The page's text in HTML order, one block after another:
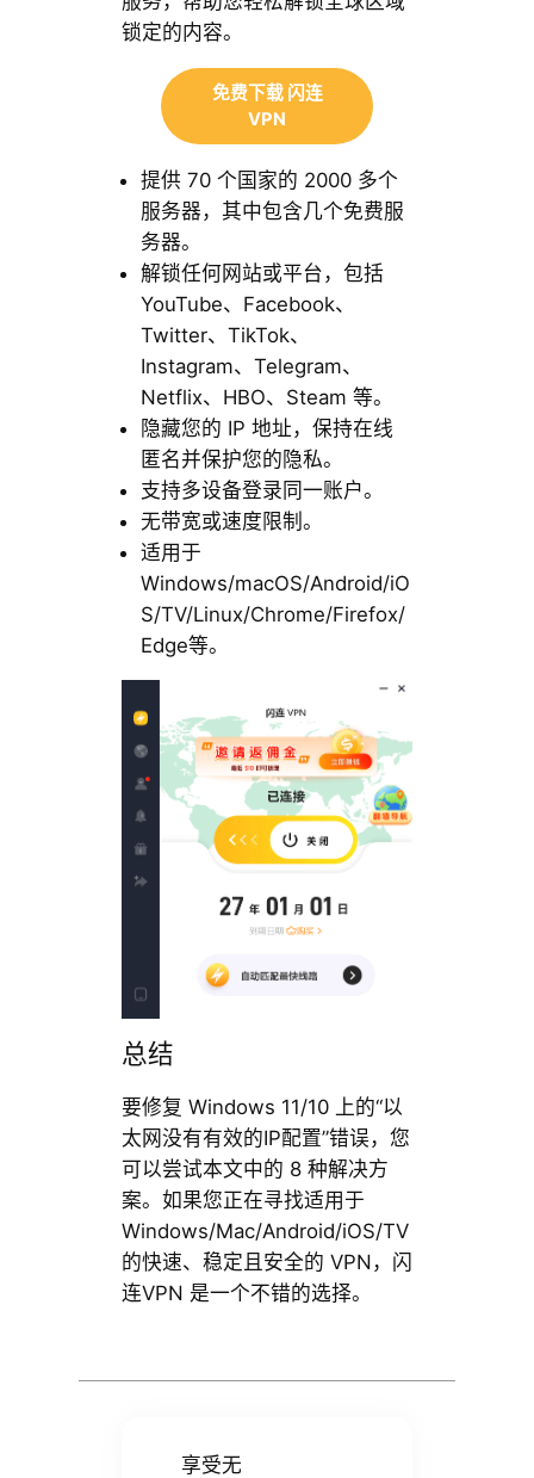
锁定的内容。
免费下载 闪连
VPN
提供 70 个国家的 2000 多个
服务器，其中包含几个免费服
务器。
解锁任何网站或平台，包括
YouTube、Facebook、
Twitter、TikTok、
Instagram、Telegram、
Netflix、HBO、Steam 等。
隐藏您的 IP 地址，保持在线
匿名并保护您的隐私。
支持多设备登录同一账户。
无带宽或速度限制。
适用于
Windows/macOS/Android/iO
S/TV/Linux/Chrome/Firefox/
Edge等。
总结
要修复 Windows 11/10 上的“以
太网没有有效的IP配置”错误，您
可以尝试本文中的 8 种解决方
案。如果您正在寻找适用于
Windows/Mac/Android/iOS/TV
的快速、稳定且安全的 VPN，闪
连VPN 是一个不错的选择。
享受无